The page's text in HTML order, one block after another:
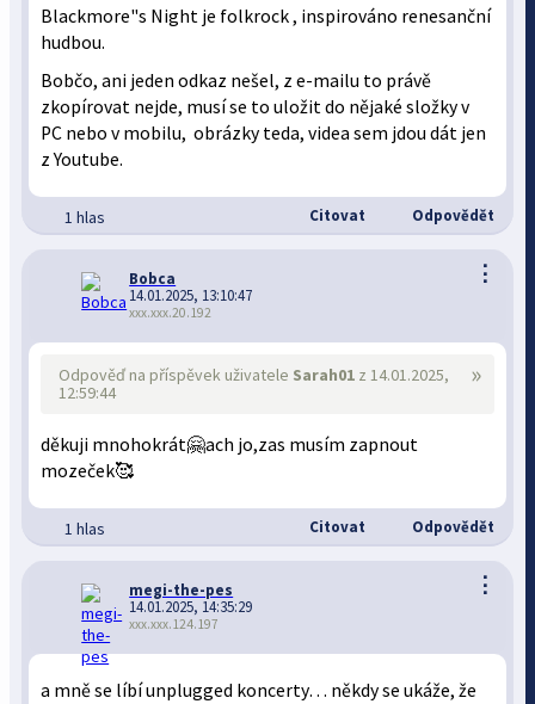
Blackmore"s Night je folkrock , inspirováno renesanční
hudbou.
Bobčo, ani jeden odkaz nešel, z e-mailu to právě
zkopírovat nejde, musí se to uložit do nějaké složky v
PC nebo v mobilu, obrázky teda, videa sem jdou dát jen
z Youtube.
1 hlas Citovat Odpovědět
⋮
Bobca
14.01.2025, 13:10:47
xxx.xxx.20.192
»
Odpověď na příspěvek uživatele Sarah01 z 14.01.2025,
12:59:44
děkuji mnohokrát🤗ach jo,zas musím zapnout
mozeček🥰
1 hlas Citovat Odpovědět
⋮
megi-the-pes
14.01.2025, 14:35:29
xxx.xxx.124.197
a mně se líbí unplugged koncerty… někdy se ukáže, že